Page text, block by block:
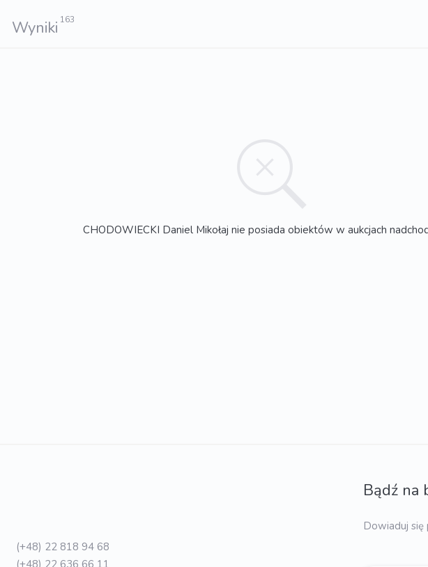
Wyniki 163
CHODOWIECKI Daniel Mikołaj nie posiada obiektów w aukcjach
(+48) 22 818 94 68
(+48) 22 636 66 11
Bądź na
Dowiaduj